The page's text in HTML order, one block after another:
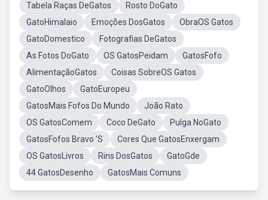
Tabela Raças DeGatos
Rosto DoGato
GatoHimalaio
Emoções DosGatos
ObraOS Gatos
GatoDomestico
Fotografias DeGatos
As Fotos DoGato
OS GatosPeidam
GatosFofo
AlimentaçãoGatos
Coisas SobreOS Gatos
GatoOlhos
GatoEuropeu
GatosMais Fofos Do Mundo
João Rato
OS GatosComem
Coco DeGato
Pulga NoGato
GatosFofos Bravo 'S
Cores Que GatosEnxergam
OS GatosLivros
Rins DosGatos
GatoGde
44 GatosDesenho
GatosMais Comuns